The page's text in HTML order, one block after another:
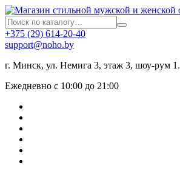
+375 (29) 614-20-40
support@noho.by
г. Минск, ул. Немига 3, этаж 3, шоу-рум 1.
Ежедневно с 10:00 до 21:00